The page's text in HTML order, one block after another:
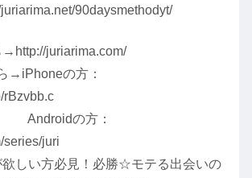
90daysmethodyt/
→http://juriarima.com/
→iPhoneの方：
rBzvbb.c
の方：
series/juri
しい方必見！必勝☆モテる出会いの